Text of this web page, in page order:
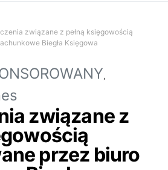
związane z pełną księgowością
Biegła Księgowa
związane z
przez biuro